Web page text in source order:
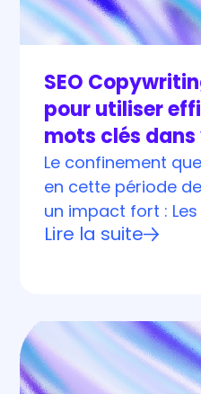
SEO
pour utiliser
mots clés
Le confinement
en cette période de
un impact fort :
Lire la suite